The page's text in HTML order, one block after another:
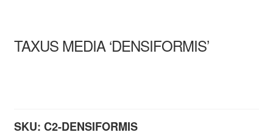
TAXUS MEDIA ‘DENSIFORMIS’
SKU: C2-DENSIFORMIS